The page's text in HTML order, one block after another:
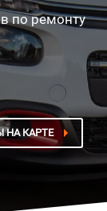
по ремонту
НА КАРТЕ